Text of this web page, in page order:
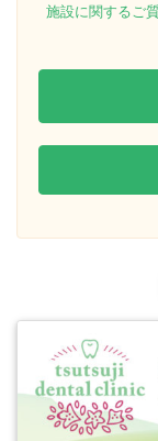
施設に関するご